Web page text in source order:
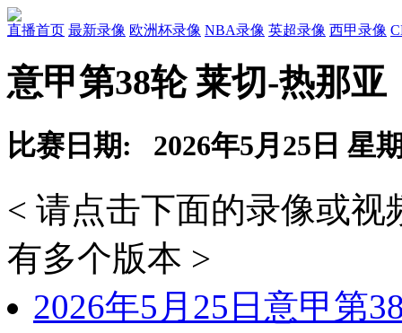
直播首页 最新录像 欧洲杯录像 NBA录像 英超录像 西甲录像
意甲第38轮 莱切-热那亚
比赛日期: 2026年5月25日 星
< 请点击下面的录像或
有多个版本 >
2026年5月25日意甲第